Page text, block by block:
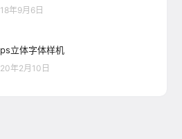
18年9月6日
ps立体字体样机
20年2月10日